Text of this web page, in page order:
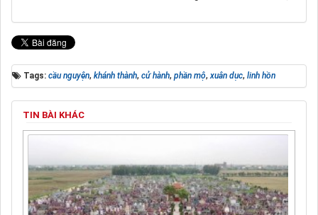
Tags: cầu nguyện, khánh thành, cử hành, phần mộ, xuân dục, linh hồn
TIN BÀI KHÁC